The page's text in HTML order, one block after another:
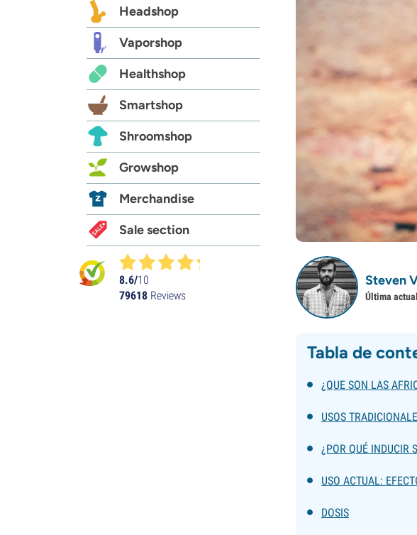
Steven
Última
Tabla de
¿QUE SON LAS
USOS
¿POR QUÉ INDUCIR
USO ACTUAL:
DOSIS
Headshop
Vaporshop
Healthshop
Smartshop
Shroomshop
Growshop
Merchandise
Sale section
8.6/10
79618 Reviews